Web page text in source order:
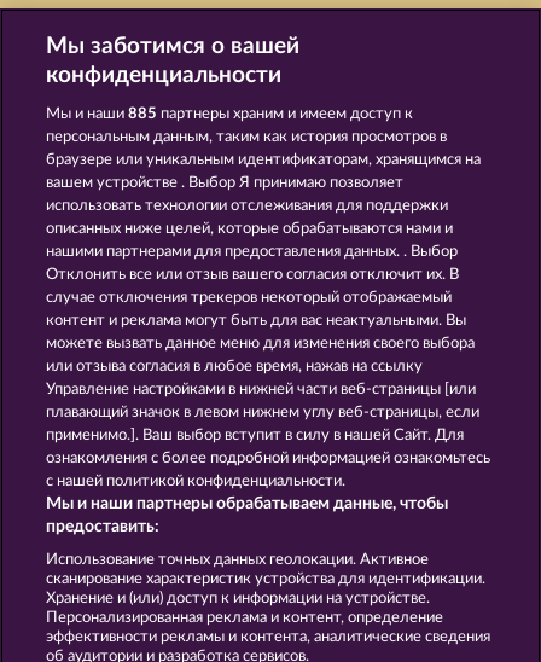
BEER PARTY DEAD LEGION
JUICY JESTER
Правила КОНФИДЕНЦИАЛЬНОСТЬ
О компании Компания
Отправить Запрос об Отказе
Мы заботимся о вашей
конфиденциальности
Мы и наши885 партнеры храним и имеем доступ к
персональным данным, таким как история просмотров в
браузере или уникальным идентификаторам, хранящимся на
вашем устройстве . Выбор Я принимаю позволяет
использовать технологии отслеживания для поддержки
описанных ниже целей, которые обрабатываются нами и
нашими партнерами для предоставления данных. . Выбор
Отклонить все или отзыв вашего согласия отключит их. В
случае отключения трекеров некоторый отображаемый
контент и реклама могут быть для вас неактуальными. Вы
можете вызвать данное меню для изменения своего выбора
или отзыва согласия в любое время, нажав на ссылку
Управление настройками в нижней части веб-страницы [или
плавающий значок в левом нижнем углу веб-страницы, если
применимо.]. Ваш выбор вступит в силу в нашей Сайт. Для
ознакомления с более подробной информацией ознакомьтесь
с нашей политикой конфиденциальности.
Мы и наши партнеры обрабатываем данные, чтобы
предоставить:
Использование точных данных геолокации. Активное
сканирование характеристик устройства для идентификации.
Хранение и (или) доступ к информации на устройстве.
Персонализированная реклама и контент, определение
эффективности рекламы и контента, аналитические сведения
об аудитории и разработка сервисов.